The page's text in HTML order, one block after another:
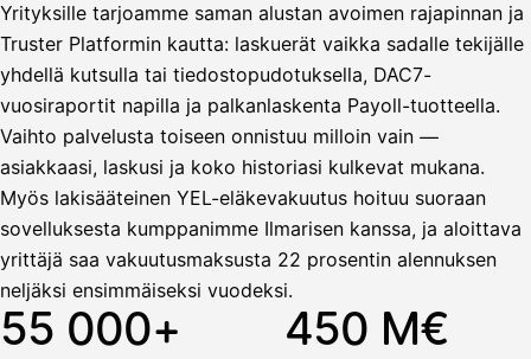
Yrityksille tarjoamme saman alustan avoimen rajapinnan ja
Truster Platformin kautta: laskuerät vaikka sadalle tekijälle
yhdellä kutsulla tai tiedostopudotuksella, DAC7-
vuosiraportit napilla ja palkanlaskenta Payoll-tuotteella.
Vaihto palvelusta toiseen onnistuu milloin vain —
asiakkaasi, laskusi ja koko historiasi kulkevat mukana.
Myös lakisääteinen YEL-eläkevakuutus hoituu suoraan
sovelluksesta kumppanimme Ilmarisen kanssa, ja aloittava
yrittäjä saa vakuutusmaksusta 22 prosentin alennuksen
neljäksi ensimmäiseksi vuodeksi.
55 000+ 450 M€